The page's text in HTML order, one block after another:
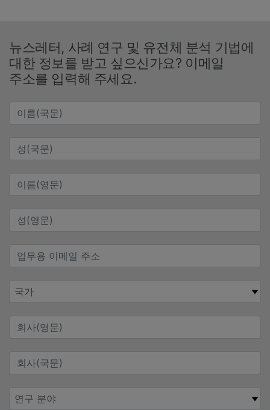
뉴스레터, 사례 연구 및 유전체 분석 기법에
대한 정보를 받고 싶으신가요? 이메일
주소를 입력해 주세요.